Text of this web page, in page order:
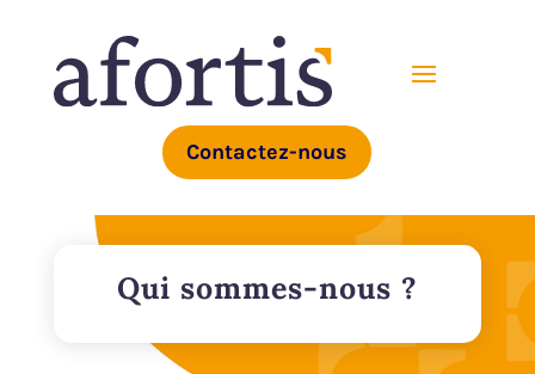
Contactez-nous
Qui sommes-nous ?